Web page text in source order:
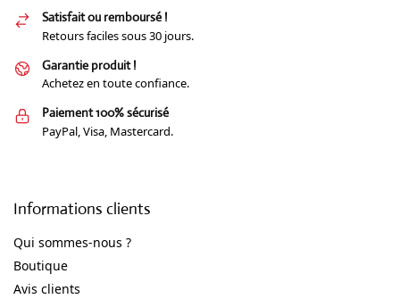
Satisfait ou remboursé !
Retours faciles sous 30 jours.
Garantie produit !
Achetez en toute confiance.
Paiement 100% sécurisé
PayPal, Visa, Mastercard.
Informations clients
Qui sommes-nous ?
Boutique
Avis clients